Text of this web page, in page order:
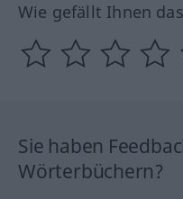
Wie gefällt Ihnen
Sie haben
Wörterbüchern?